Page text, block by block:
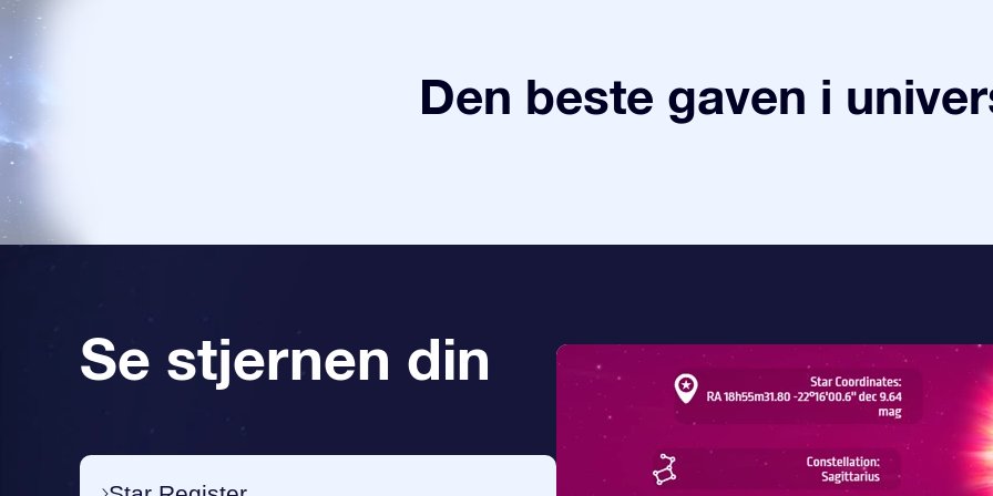
Den beste gaven i
Se stjernen din